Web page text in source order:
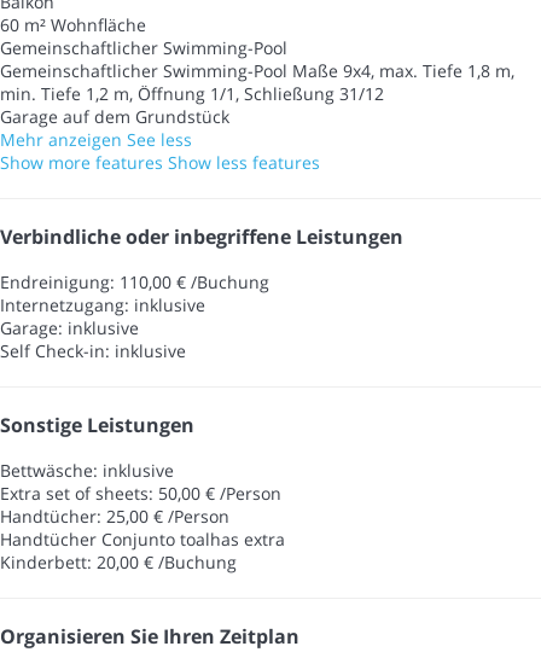
60 m² Wohnfläche
Gemeinschaftlicher Swimming-Pool
Gemeinschaftlicher Swimming-Pool Maße 9x4, max. Tiefe 1,8 m,
min. Tiefe 1,2 m, Öffnung 1/1, Schließung 31/12
Garage auf dem Grundstück
Mehr anzeigen See less
Show more features Show less features
Verbindliche oder inbegriffene Leistungen
Endreinigung: 110,00 € /Buchung
Internetzugang: inklusive
Garage: inklusive
Self Check-in: inklusive
Sonstige Leistungen
Bettwäsche: inklusive
Extra set of sheets: 50,00 € /Person
Handtücher: 25,00 € /Person
Handtücher Conjunto toalhas extra
Kinderbett: 20,00 € /Buchung
Organisieren Sie Ihren Zeitplan